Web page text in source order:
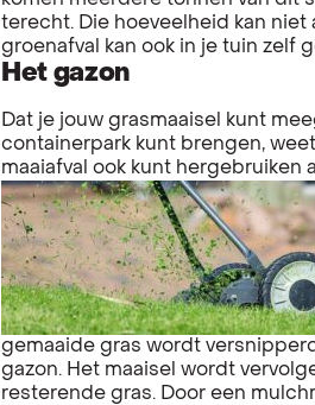
terecht. Die hoeveelheid kan
groenafval kan ook in je tuin zelf
Het gazon
Dat je jouw grasmaaisel kunt
containerpark kunt brengen,
maaiafval ook kunt hergebruiken
gemaaide gras wordt
gazon. Het maaisel wordt
resterende gras. Door een